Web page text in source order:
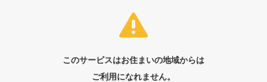
このサービスはお住まいの地域からは
ご利用になれません。